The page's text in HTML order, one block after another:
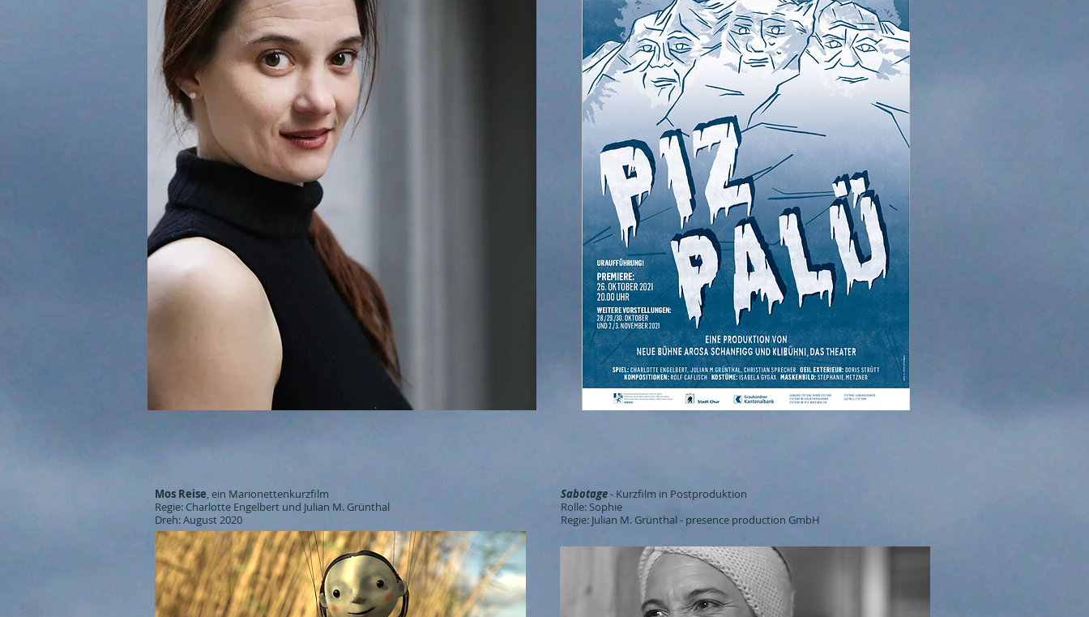
Mos Reise, ein Marionettenkurzfilm
Regie: Charlotte Engelbert und Julian M. Grünthal
Dreh: August 2020
Sabotage- Kurzfilm in Postproduktion
Rolle: Sophie
Regie: Julian M. Grünthal - presence production GmbH